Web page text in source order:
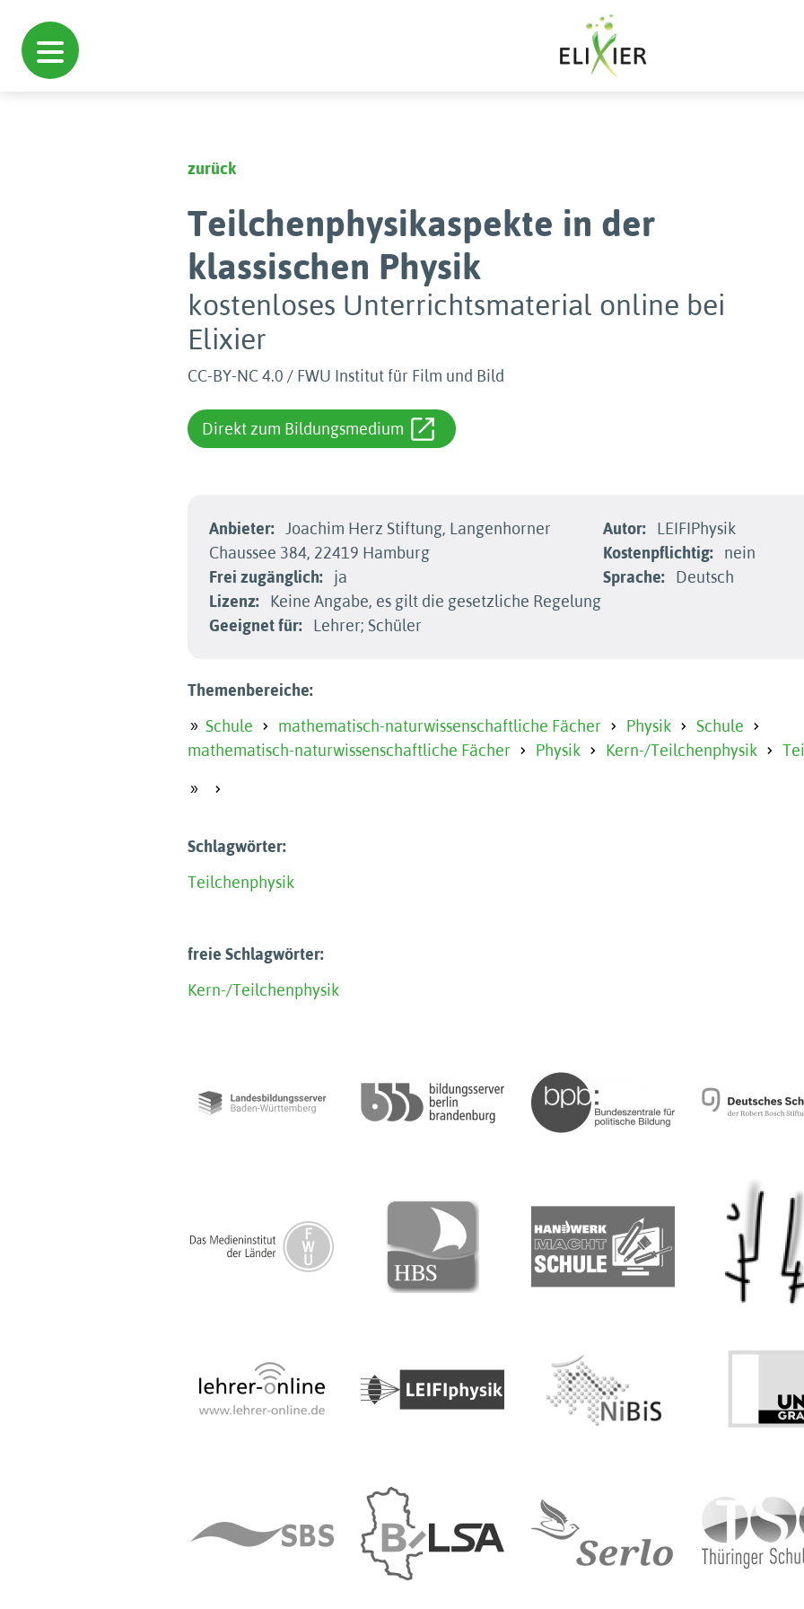
zurück
Teilchenphysikaspekte in der
klassischen Physik
kostenloses Unterrichtsmaterial online bei
Elixier
CC-BY-NC 4.0 / FWU Institut für Film und Bild
Direkt zum Bildungsmedium
Anbieter:
Joachim Herz Stiftung, Langenhorner
Chaussee 384, 22419 Hamburg
Frei zugänglich:
ja
Lizenz:
Keine Angabe, es gilt die gesetzliche Regelung
Geeignet für:
Lehrer; Schüler
Autor:
LEIFIPhysik
Kostenpflichtig:
nein
Sprache:
Deutsch
Themenbereiche:
Schule
mathematisch-naturwissenschaftliche Fächer Physik
Schule
mathematisch-naturwissenschaftliche Fächer
Physik Kern-/Teilchenphysik
Schlagwörter:
Teilchenphysik
freie Schlagwörter:
Kern-/Teilchenphysik